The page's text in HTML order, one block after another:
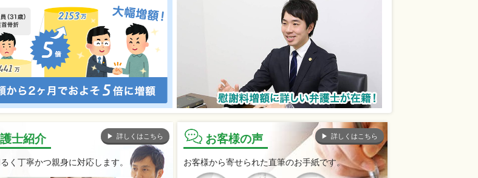
士紹介 詳しくはこちら
く丁寧かつ親身に対応します。
お客様の声 詳しくはこちら
お客様から寄せられた直筆のお手紙です。